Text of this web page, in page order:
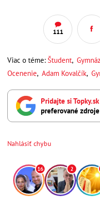
111
Viac o téme: Študent,
Ocenenie, Adam Kovalčík,
Pridajte si Topky.sk
preferované
Nahlásiť chybu
16 2